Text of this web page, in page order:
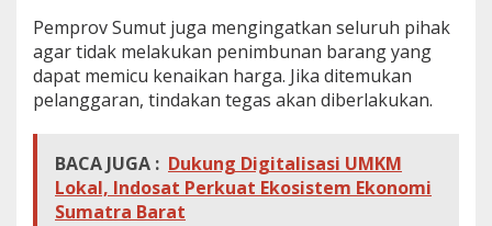
Pemprov Sumut juga mengingatkan seluruh pihak
agar tidak melakukan penimbunan barang yang
dapat memicu kenaikan harga. Jika ditemukan
pelanggaran, tindakan tegas akan diberlakukan.
BACA JUGA : Dukung Digitalisasi UMKM
Lokal, Indosat Perkuat Ekosistem Ekonomi
Sumatra Barat